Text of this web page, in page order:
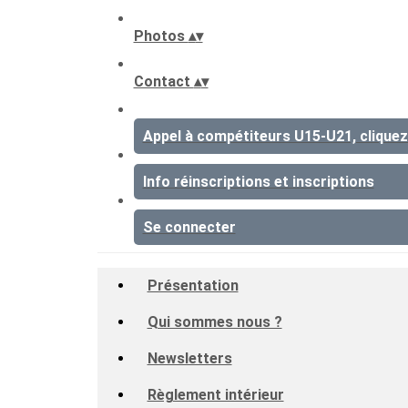
Photos ▴▾
Contact ▴▾
Appel à compétiteurs U15-U21,
Info réinscriptions et inscriptions
Se connecter
Présentation
Qui sommes nous ?
Newsletters
Règlement intérieur